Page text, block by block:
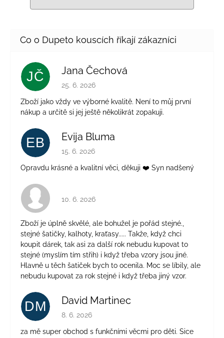
JČ Jana Čechová
Hodnocení obchodu je 5 z 5 hvězdiček.
25. 6. 2026
Zboží jako vždy ve výborné kvalitě. Není to můj první
nákup a určitě si jej ještě několikrát zopakuji.
EB Evija Bluma
Hodnocení obchodu je 5 z 5 hvězdiček.
15. 6. 2026
Opravdu krásné a kvalitní věci, děkuji ❤️ Syn nadšený
Hodnocení obchodu je 4 z 5 hvězdiček.
10. 6. 2026
Zboží je úplně skvělé, ale bohužel je pořád stejné.,
stejné šatičky, kalhoty, kraťasy..... Takže, když chci
koupit dárek, tak asi za další rok nebudu kupovat to
stejné (myslím tím střih) i když třeba vzory jsou jiné.
Hlavně u těch šatiček bych to ocenila. Moc se líbily, ale
nebudu kupovat za rok stejné i když třeba jiný vzor.
DM David Martinec
Hodnocení obchodu je 5 z 5 hvězdiček.
8. 6. 2026
za mě super obchod s funkčními věcmi pro děti. Sice